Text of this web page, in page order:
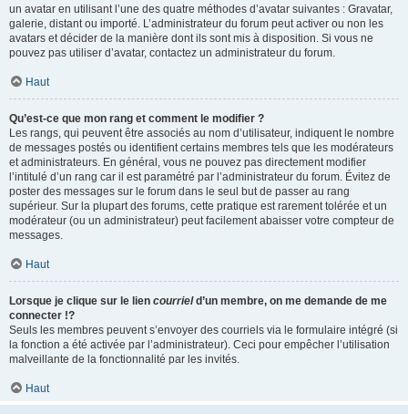
un avatar en utilisant l’une des quatre méthodes d’avatar suivantes : Gravatar,
galerie, distant ou importé. L’administrateur du forum peut activer ou non les
avatars et décider de la manière dont ils sont mis à disposition. Si vous ne
pouvez pas utiliser d’avatar, contactez un administrateur du forum.
Haut
Qu’est-ce que mon rang et comment le modifier ?
Les rangs, qui peuvent être associés au nom d’utilisateur, indiquent le nombre
de messages postés ou identifient certains membres tels que les modérateurs
et administrateurs. En général, vous ne pouvez pas directement modifier
l’intitulé d’un rang car il est paramétré par l’administrateur du forum. Évitez de
poster des messages sur le forum dans le seul but de passer au rang
supérieur. Sur la plupart des forums, cette pratique est rarement tolérée et un
modérateur (ou un administrateur) peut facilement abaisser votre compteur de
messages.
Haut
Lorsque je clique sur le lien courrield’un membre, on me demande de me
connecter !?
Seuls les membres peuvent s’envoyer des courriels via le formulaire intégré (si
la fonction a été activée par l’administrateur). Ceci pour empêcher l’utilisation
malveillante de la fonctionnalité par les invités.
Haut